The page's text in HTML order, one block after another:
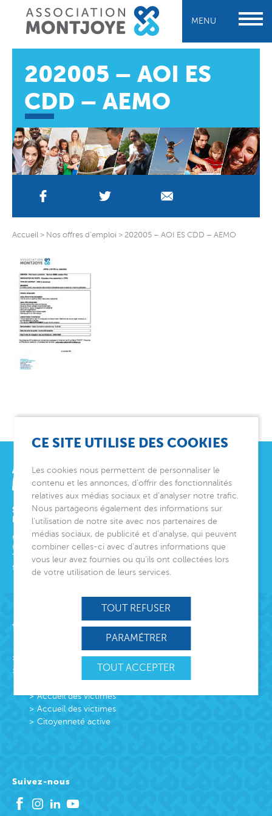
MENU
202005 – AOI ES
CDD – AEMO
Accueil > Nos offres d’emploi > 202005 – AOI ES CDD – AEMO
SIÈGE SOCIAL
ET DIRECTION GÉNÉRALE
6 avenue Édith Cavell
06000 Nice
Tél.
04 92 00 24 50
siege@montjoye.org
Acteur de lien social
Protection Enfance et Familles
Accueil des victimes
Accueil des victimes
Citoyenneté active
Suivez-nous
CE SITE UTILISE DES COOKIES
Les cookies nous permettent de personnaliser le
contenu et les annonces, d’offrir des fonctionnalités
relatives aux médias sociaux et d’analyser notre trafic.
Nous partageons également des informations sur
l’utilisation de notre site avec nos partenaires de
médias sociaux, de publicité et d’analyse, qui peuvent
combiner celles-ci avec d’autres informations que
vous leur avez fournies ou qu’ils ont collectées lors
de votre utilisation de leurs services.
TOUT ACCEPTER
TOUT REFUSER
PARAMÉTRER